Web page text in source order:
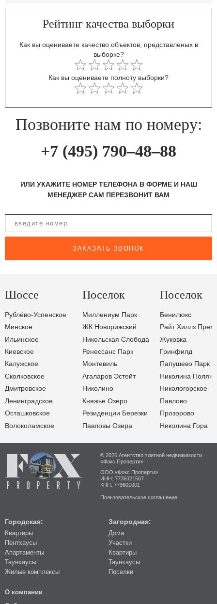
Рейтинг качества выборки
Как вы оцениваете качество объектов, представленых в
выборке?
Как вы оцениваете полноту выборки?
Позвоните нам по номеру:
+7 (495) 790–48–88
ИЛИ УКАЖИТЕ НОМЕР ТЕЛЕФОНА В ФОРМЕ И НАШ
МЕНЕДЖЕР САМ ПЕРЕЗВОНИТ ВАМ
ЗАКАЗАТЬ ЗВОНОК
Шоссе
Рублёво-Успенское
Минское
Ильинское
Киевское
Калужское
Сколковское
Дмитровское
Ленинградское
Осташковское
Волоколамское
Поселок
Миллениум Парк
ЖК Новорижский
Никольская Слобода
Ренессанс Парк
Монтевиль
Агаларов Эстейт
Николино
Княжье Озеро
Резиденции Березки
Павловы Озера
Поселок
Бенилюкс
Райт Хиллз
Жуковка
Гринфилд
Папушево Парк
Николина Поляна
Никологорское
Павлово
Прозорово
Николина Гора
© 2026 Агентство элитной недвижимости
«Фокс Проперти»
ООО «Фокс Проперти»
ИНН: 7736321567
КПП: 773601001
Пользовательское соглашение
Городская:
Квартиры
Пентхаусы
Апартаменты
Таунхаусы
Жилые комплексы
Загородная:
Дома
Участки
Квартиры
Таунхаусы
Поселки
О компании